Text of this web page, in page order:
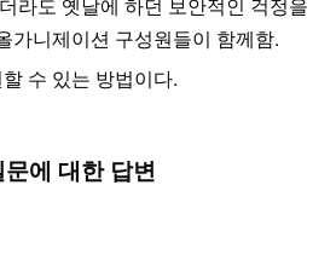
가니제이션 구성원들이 함께함.
수 있는 방법이다.
에 대한 답변